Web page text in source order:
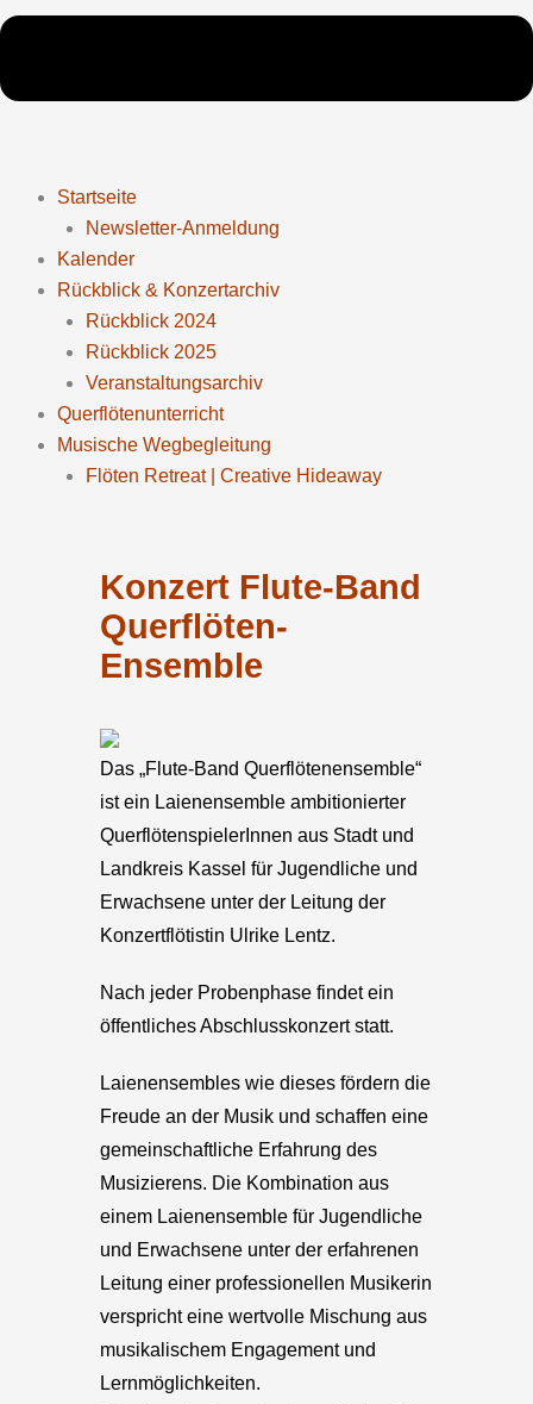
Startseite
Newsletter-Anmeldung
Kalender
Rückblick & Konzertarchiv
Rückblick 2024
Rückblick 2025
Veranstaltungsarchiv
Querflötenunterricht
Musische Wegbegleitung
Flöten Retreat | Creative Hideaway
Konzert Flute-Band
Querflöten-
Ensemble
Das „Flute-Band Querflötenensemble“
ist ein Laienensemble ambitionierter
QuerflötenspielerInnen aus Stadt und
Landkreis Kassel für Jugendliche und
Erwachsene unter der Leitung der
Konzertflötistin Ulrike Lentz.
Nach jeder Probenphase findet ein
öffentliches Abschlusskonzert statt.
Laienensembles wie dieses fördern die
Freude an der Musik und schaffen eine
gemeinschaftliche Erfahrung des
Musizierens. Die Kombination aus
einem Laienensemble für Jugendliche
und Erwachsene unter der erfahrenen
Leitung einer professionellen Musikerin
verspricht eine wertvolle Mischung aus
musikalischem Engagement und
Lernmöglichkeiten.